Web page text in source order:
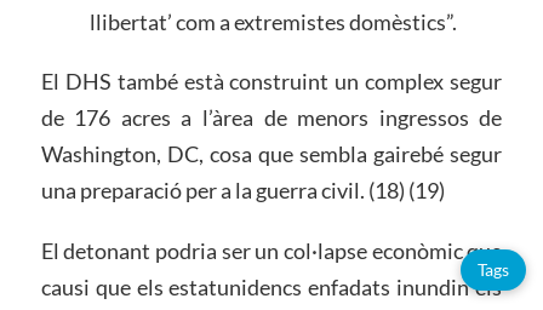
llibertat’ com a extremistes domèstics”.
El DHS també està construint un complex segur
de 176 acres a l’àrea de menors ingressos de
Washington, DC, cosa que sembla gairebé segur
una preparació per a la guerra civil. (18) (19)
El detonant podria ser un col·lapse econòmic que
causi que els estatunidencs enfadats inundin els
Tags